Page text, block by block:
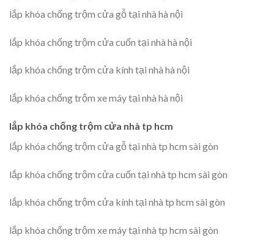
lắp khóa chống trộm cửa gỗ tại nhà hà nội
lắp khóa chống trộm cửa cuốn tại nhà hà nội
lắp khóa chống trộm cửa kính tại nhà hà nội
lắp khóa chống trộm xe máy tại nhà hà nội
lắp khóa chống trộm cửa nhà tp hcm
lắp khóa chống trộm cửa gỗ tại nhà tp hcm sài gòn
lắp khóa chống trộm cửa cuốn tại nhà tp hcm sài gòn
lắp khóa chống trộm cửa kính tại nhà tp hcm sài gòn
lắp khóa chống trộm xe máy tại nhà tp hcm sài gòn